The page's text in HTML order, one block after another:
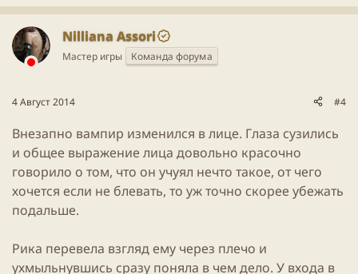
а
к
ц
и
Nilliana Assori
Мастер игры Команда форума
4 Август 2014 #4
Внезапно вампир изменился в лице. Глаза сузились
и общее выражение лица довольно красочно
говорило о том, что он учуял нечто такое, от чего
хочется если не блевать, то уж точно скорее убежать
подальше.
Рика перевела взгляд ему через плечо и
ухмыльнувшись сразу поняла в чем дело. У входа в